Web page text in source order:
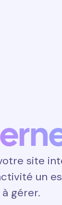
site
un
gérer.